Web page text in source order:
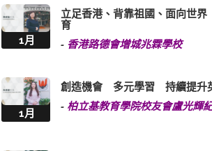
1月
立足香港、背靠祖國、面向世
育
- 香港路德會增城兆霖學校
1月
創造機會 多元學習 持續提升
- 柏立基教育學院校友會盧光輝